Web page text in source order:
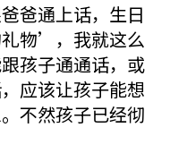
爸通上话，生日
物’，我就这么
孩子通通话，或
应该让孩子能想
不然孩子已经彻